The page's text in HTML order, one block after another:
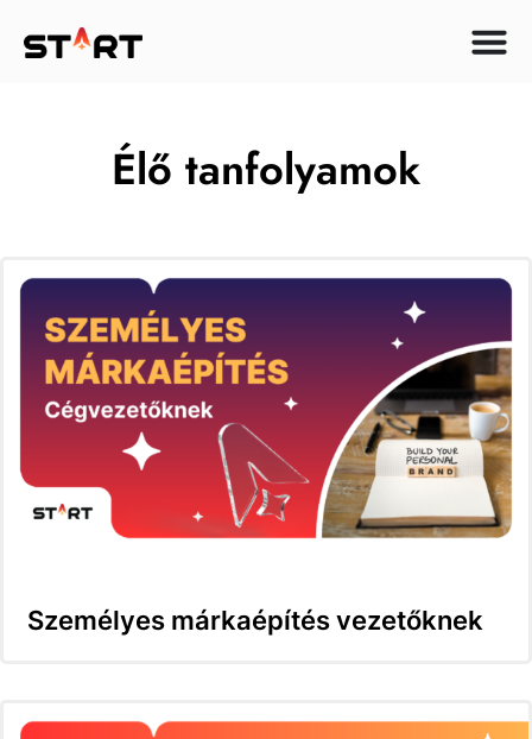
Élő tanfolyamok
Személyes márkaépítés vezetőknek